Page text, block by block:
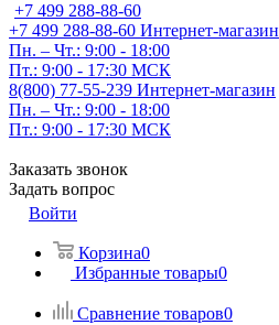
+7 499 288-88-60
+7 499 288-88-60 Интернет-магазин
Пн. – Чт.: 9:00 - 18:00
Пт.: 9:00 - 17:30 МСК
8(800) 77-55-239 Интернет-магазин
Пн. – Чт.: 9:00 - 18:00
Пт.: 9:00 - 17:30 МСК
Заказать звонок
Задать вопрос
Войти
Корзина0
Избранные товары0
Сравнение товаров0